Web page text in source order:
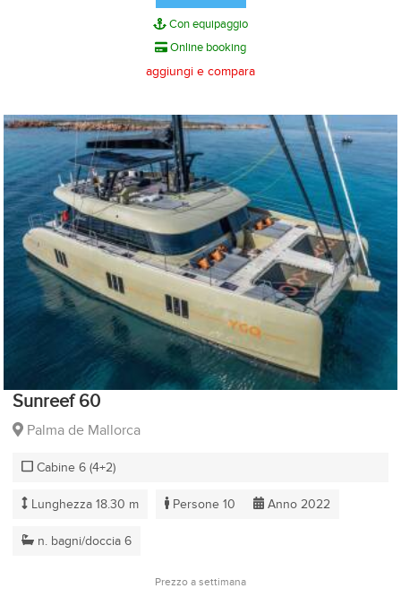
Con equipaggio
Online booking
aggiungi e compara
Sunreef 60
Palma de Mallorca
Cabine 6 (4+2)
Lunghezza 18.30 m Persone 10 Anno 2022
n. bagni/doccia 6
Prezzo a settimana